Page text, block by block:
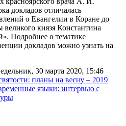
докладов отличалась
о Евангелии в Коране до
князя Константина
Подробнее о тематике
докладов можно узнать на
30 марта 2020, 15:46
планы на весну – 2019
языки: интервью с